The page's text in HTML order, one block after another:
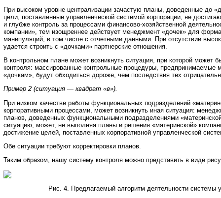
При высоком уровне централизации зачастую планы, доведенные до
цели, поставленные управленческой системой корпорации, не
и глубже контроль за процессами финансово-хозяйственной
компании», тем изощреннее действует менеджмент «дочек» для
манипуляций, в том числе с отчетными данными. При отсутствии
удается строить с «дочками» партнерские отношения.
В контрольном плане может возникнуть ситуация, при которой может
контроля: массированные контрольные процедуры,
«дочкам», будут обходиться дороже, чем последствия тех
Пример 2 (ситуация — квадрат «в»).
При низком качестве работы функциональных подразделений
корпоративными процессами, может возникнуть иная ситуация:
планов, доведенных функциональными подразделениями
ситуацию, может, не выполняя планы и решения «материнской»
достижение целей, поставленных корпоративной управленческой
Обе ситуации требуют корректировки планов.
Таким образом, нашу систему контроля можно представить в виде
Рис. 4. Предлагаемый алгоритм деятельности системы